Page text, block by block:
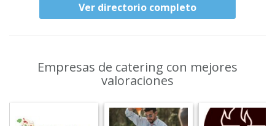
Ver directorio completo
Empresas de catering con mejores
valoraciones